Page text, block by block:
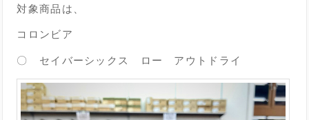
対象商品は、
コロンビア
〇 セイバーシックス ロー アウトドライ